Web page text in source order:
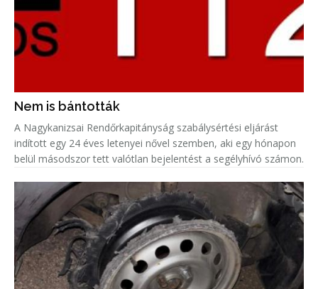
Nem is bántották
A Nagykanizsai Rendőrkapitányság szabálysértési eljárást
indított egy 24 éves letenyei nővel szemben, aki egy hónapon
belül másodszor tett valótlan bejelentést a segélyhívó számon.